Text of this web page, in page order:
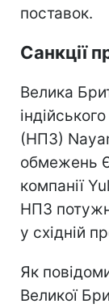
поставок.
Санкції
Велика
(НПЗ)
обмежень
компанії
НПЗ
у східній
Як
Великої